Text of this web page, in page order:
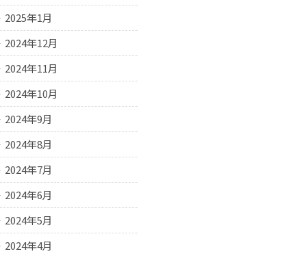
2025年1月
2024年12月
2024年11月
2024年10月
2024年9月
2024年8月
2024年7月
2024年6月
2024年5月
2024年4月